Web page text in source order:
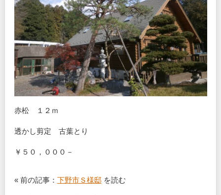
赤松 １２ｍ
透かし剪定 古葉とり
￥５０，０００－
« 前の記事： 下野市Ｓ様邸 を読む